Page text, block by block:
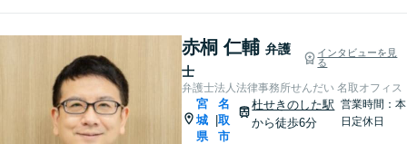
赤桐 仁輔 弁護
士
インタビューを見
る
弁護士法人法律事務所せんだい 名取オフィス
宮
城
県
|
名
取
市
杜せきのした駅
から徒歩6分
営業時間：本
日定休日